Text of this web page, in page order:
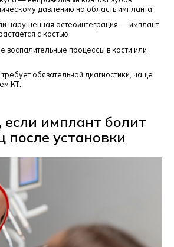
давлению на область импланта
нарушенная остеоинтеграция — имплант
с костью
процессы в кости или
обязательной диагностики, чаще
КТ.
если имплант болит
после установки